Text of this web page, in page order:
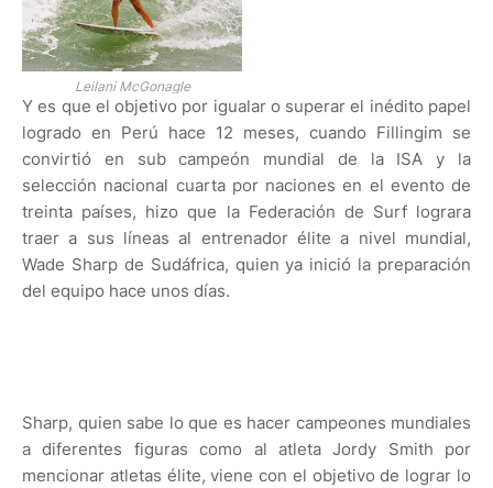
Leilani McGonagle
Y es que el objetivo por igualar o superar el inédito papel
logrado en Perú hace 12 meses, cuando Fillingim se
convirtió en sub campeón mundial de la ISA y la
selección nacional cuarta por naciones en el evento de
treinta países, hizo que la Federación de Surf lograra
traer a sus líneas al entrenador élite a nivel mundial,
Wade Sharp de Sudáfrica, quien ya inició la preparación
del equipo hace unos días.
Sharp, quien sabe lo que es hacer campeones mundiales
a diferentes figuras como al atleta Jordy Smith por
mencionar atletas élite, viene con el objetivo de lograr lo